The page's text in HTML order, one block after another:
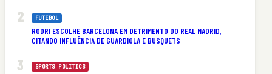
FUTEBOL
RODRI ESCOLHE BARCELONA EM DETRIMENTO DO REAL MADRID,
CITANDO INFLUÊNCIA DE GUARDIOLA E BUSQUETS
SPORTS POLITICS